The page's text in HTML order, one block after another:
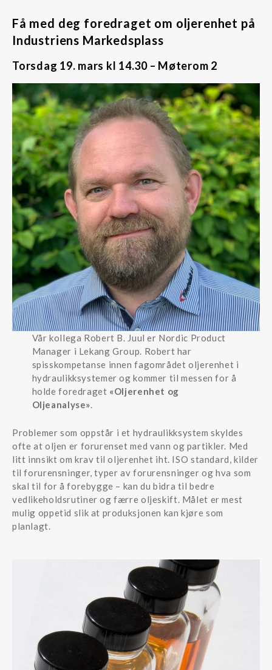
Få med deg foredraget om oljerenhet på
Industriens Markedsplass
Torsdag 19. mars kl 14.30 – Møterom 2
Vår kollega Robert B. Juul er Nordic Product
Manager i Lekang Group. Robert har
spisskompetanse innen fagområdet oljerenhet i
hydraulikksystemer og kommer til messen for å
holde foredraget «Oljerenhet og
Oljeanalyse».
Problemer som oppstår i et hydraulikksystem skyldes
ofte at oljen er forurenset med vann og partikler. Med
litt innsikt om krav til oljerenhet iht. ISO standard, kilder
til forurensninger, typer av forurensninger og hva som
skal til for å forebygge – kan du bidra til bedre
vedlikeholdsrutiner og færre oljeskift. Målet er mest
mulig oppetid slik at produksjonen kan kjøre som
planlagt.